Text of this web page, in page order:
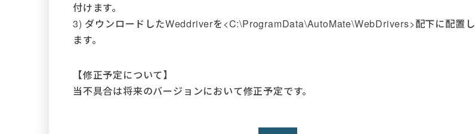
付けます。
3) ダウンロードしたWeddriverを<C:\ProgramData\AutoMate\WebDrivers>配下に配置し
ます。
【修正予定について】
当不具合は将来のバージョンにおいて修正予定です。